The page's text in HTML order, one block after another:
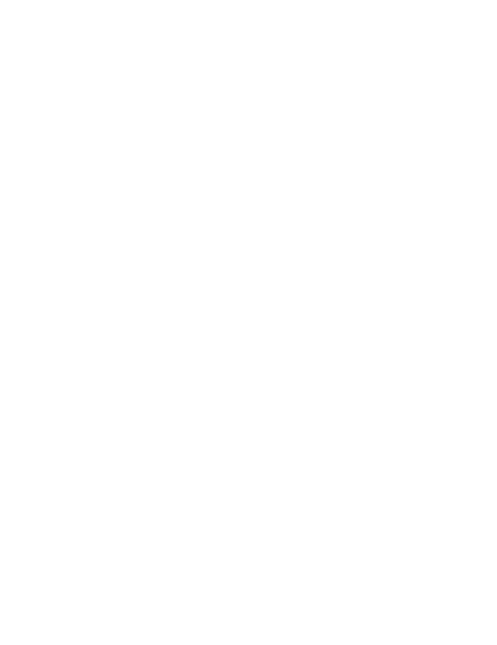
社の共同利用者
とをご了承くだ
はありません。
品に未対応品が
年1月12日よ